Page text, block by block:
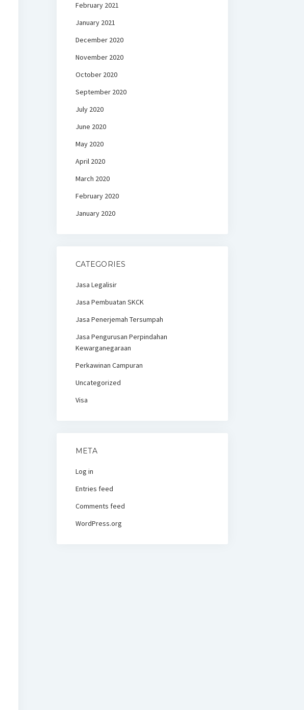
February 2021
January 2021
December 2020
November 2020
October 2020
September 2020
July 2020
June 2020
May 2020
April 2020
March 2020
February 2020
January 2020
CATEGORIES
Jasa Legalisir
Jasa Pembuatan SKCK
Jasa Penerjemah Tersumpah
Jasa Pengurusan Perpindahan
Kewarganegaraan
Perkawinan Campuran
Uncategorized
Visa
META
Log in
Entries feed
Comments feed
WordPress.org